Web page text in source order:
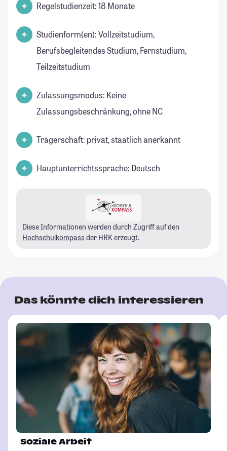
Regelstudienzeit: 18 Monate
Studienform(en): Vollzeitstudium,
Berufsbegleitendes Studium, Fernstudium,
Teilzeitstudium
Zulassungsmodus: Keine
Zulassungsbeschränkung, ohne NC
Trägerschaft: privat, staatlich anerkannt
Hauptunterrichtssprache: Deutsch
Diese Informationen werden durch Zugriff auf den
Hochschulkompass der HRK erzeugt.
Das könnte dich interessieren
Soziale Arbeit